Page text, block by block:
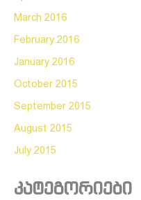
March 2016
February 2016
January 2016
October 2015
September 2015
August 2015
July 2015
კატეგორიები